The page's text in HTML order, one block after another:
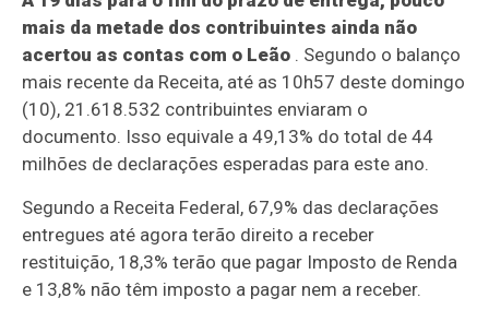
mais da metade dos contribuintes ainda não
acertou as contas com o Leão . Segundo o balanço
mais recente da Receita, até as 10h57 deste domingo
(10), 21.618.532 contribuintes enviaram o
documento. Isso equivale a 49,13% do total de 44
milhões de declarações esperadas para este ano.
Segundo a Receita Federal, 67,9% das declarações
entregues até agora terão direito a receber
restituição, 18,3% terão que pagar Imposto de Renda
e 13,8% não têm imposto a pagar nem a receber.